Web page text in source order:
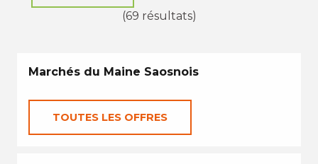
(69 résultats)
Marchés du Maine Saosnois
TOUTES LES OFFRES